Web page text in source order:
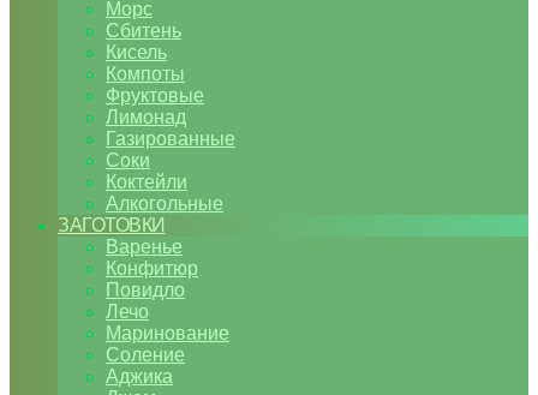
Морс
Сбитень
Кисель
Компоты
Фруктовые
Лимонад
Газированные
Соки
Коктейли
Алкогольные
ЗАГОТОВКИ
Варенье
Конфитюр
Повидло
Лечо
Маринование
Соление
Аджика